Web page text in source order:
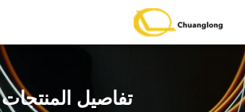
تفاصيل المنتجات